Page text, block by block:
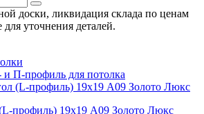
доски, ликвидация склада по ценам
уточнения деталей.
П-профиль для потолка
(L-профиль) 19х19 A09 Золото Люкс